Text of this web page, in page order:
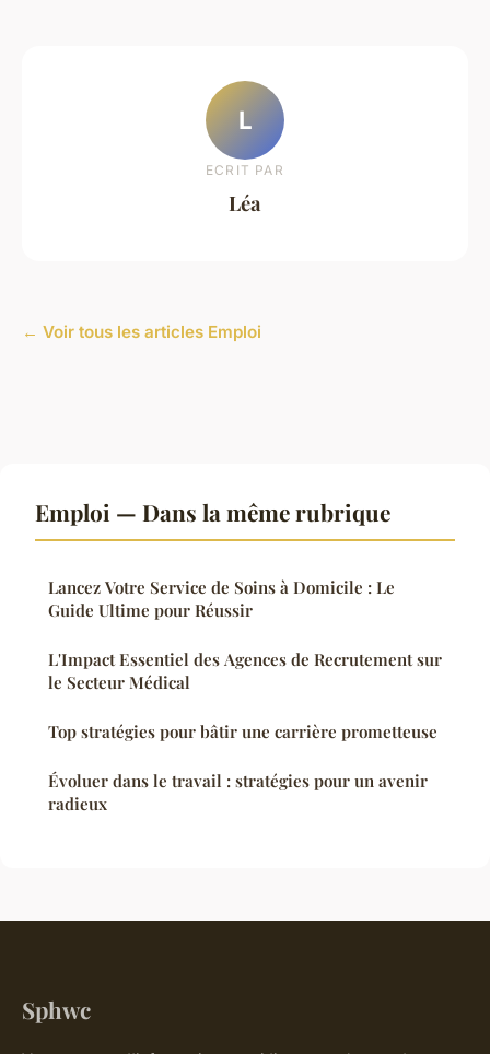
L
ECRIT PAR
Léa
← Voir tous les articles Emploi
Emploi — Dans la même rubrique
Lancez Votre Service de Soins à Domicile : Le
Guide Ultime pour Réussir
L'Impact Essentiel des Agences de Recrutement sur
le Secteur Médical
Top stratégies pour bâtir une carrière prometteuse
Évoluer dans le travail : stratégies pour un avenir
radieux
Sphwc